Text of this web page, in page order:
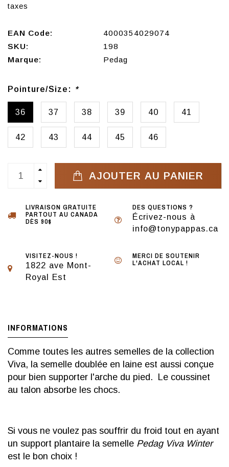
taxes
EAN Code:
4000354029074
SKU:
198
Marque:
Pedag
Pointure/Size: *
36 37 38 39 40 41
42 43 44 45 46
AJOUTER AU PANIER
LIVRAISON GRATUITE
PARTOUT AU CANADA
DÈS 90$
DES QUESTIONS ?
Écrivez-nous à
info@tonypappas.ca
VISITEZ-NOUS !
1822 ave Mont-
Royal Est
MERCI DE SOUTENIR
L'ACHAT LOCAL !
INFORMATIONS
Comme toutes les autres semelles de la collection
Viva, la semelle doublée en laine est aussi conçue
pour bien supporter l'arche du pied. Le coussinet
au talon absorbe les chocs.
Si vous ne voulez pas souffrir du froid tout en ayant
un support plantaire la semelle Pedag Viva Winter
est le bon choix !